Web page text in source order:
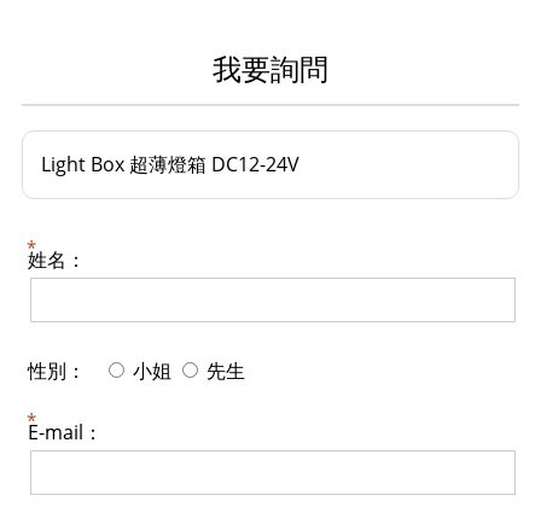
我要詢問
Light Box 超薄燈箱 DC12-24V
姓名：
性別： 小姐 先生
E-mail：